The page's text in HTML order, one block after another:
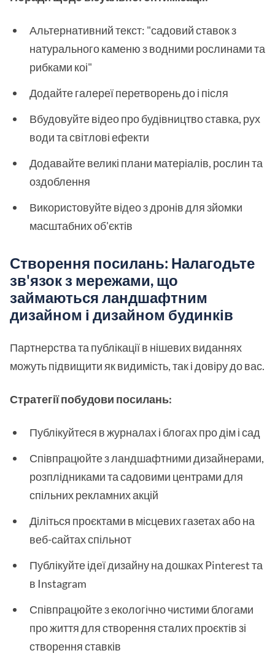
Альтернативний текст: "садовий ставок з
натурального каменю з водними рослинами та
рибками коі"
Додайте галереї перетворень до і після
Вбудовуйте відео про будівництво ставка, рух
води та світлові ефекти
Додавайте великі плани матеріалів, рослин та
оздоблення
Використовуйте відео з дронів для зйомки
масштабних об'єктів
Створення посилань: Налагодьте
зв'язок з мережами, що
займаються ландшафтним
дизайном і дизайном будинків
Партнерства та публікації в нішевих виданнях
можуть підвищити як видимість, так і довіру до вас.
Стратегії побудови посилань:
Публікуйтеся в журналах і блогах про дім і сад
Співпрацюйте з ландшафтними дизайнерами,
розплідниками та садовими центрами для
спільних рекламних акцій
Діліться проєктами в місцевих газетах або на
веб-сайтах спільнот
Публікуйте ідеї дизайну на дошках Pinterest та
в Instagram
Співпрацюйте з екологічно чистими блогами
про життя для створення сталих проєктів зі
створення ставків